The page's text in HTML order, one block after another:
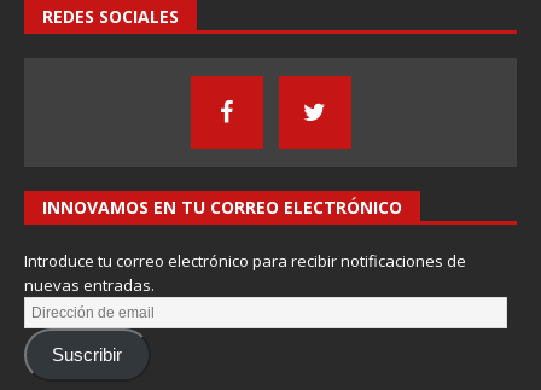
REDES SOCIALES
INNOVAMOS EN TU CORREO ELECTRÓNICO
Introduce tu correo electrónico para recibir notificaciones de
nuevas entradas.
Suscribir